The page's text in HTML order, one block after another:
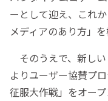
ーとして迎え、これ
メディアのあり方」を
そのうえで、新し
よりユーザー協賛プ
征服大作戦」をオー